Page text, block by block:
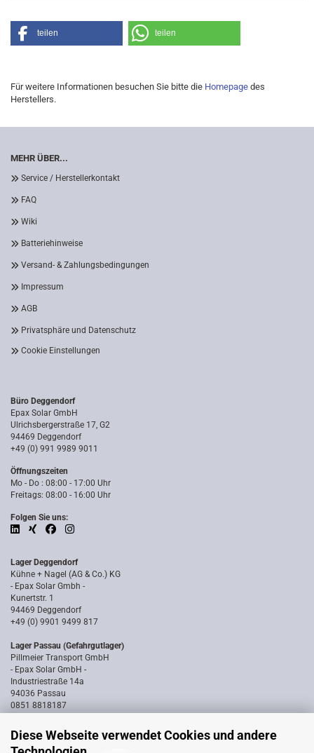
Diese Webseite verwendet Cookies und andere
teilen teilen
Für weitere Informationen besuchen Sie bitte die Homepage des
Herstellers.
MEHR ÜBER...
Service / Herstellerkontakt
FAQ
Wiki
Batteriehinweise
Versand- & Zahlungsbedingungen
Impressum
AGB
Privatsphäre und Datenschutz
Cookie Einstellungen
Büro Deggendorf
Epax Solar GmbH
Ulrichsbergerstraße 17, G2
94469 Deggendorf
+49 (0) 991 9989 9011
Öffnungszeiten
Mo - Do : 08:00 - 17:00 Uhr
Freitags: 08:00 - 16:00 Uhr
Folgen Sie uns:
Lager Deggendorf
Kühne + Nagel (AG & Co.) KG
- Epax Solar Gmbh -
Kunertstr. 1
94469 Deggendorf
+49 (0) 9901 9499 817
Lager Passau (Gefahrgutlager)
Pillmeier Transport GmbH
- Epax Solar GmbH -
Industriestraße 14a
94036 Passau
0851 8818187